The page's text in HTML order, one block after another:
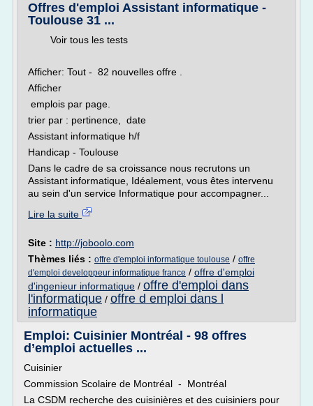
Offres d'emploi Assistant informatique -
Toulouse 31 ...
Voir tous les tests
Afficher: Tout - 82 nouvelles offre .
Afficher
emplois par page.
trier par : pertinence, date
Assistant informatique h/f
Handicap - Toulouse
Dans le cadre de sa croissance nous recrutons un
Assistant informatique, Idéalement, vous êtes intervenu
au sein d'un service Informatique pour accompagner...
Lire la suite
Site : http://joboolo.com
Thèmes liés : offre d'emploi informatique toulouse / offre
d'emploi developpeur informatique france / offre d'emploi
d'ingenieur informatique / offre d'emploi dans
l'informatique / offre d emploi dans l
informatique
Emploi: Cuisinier Montréal - 98 offres
d’emploi actuelles ...
Cuisinier
Commission Scolaire de Montréal - Montréal
La CSDM recherche des cuisinières et des cuisiniers pour